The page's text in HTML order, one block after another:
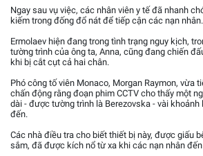
Ngay sau vụ việc, các nhân viên y tế đã nhanh
kiếm trong đống đổ nát để tiếp cận các nạn nhân.
Ermolaev hiện đang trong tình trạng nguy kịch,
tường trình của ông ta, Anna, cũng đang chiến
khi bị cắt cụt cả hai chân.
Phó công tố viên Monaco, Morgan Raymon, vừa
chấn động rằng đoạn phim CCTV cho thấy một
dài - được tường trình là Berezovska - vài
đến.
Các nhà điều tra cho biết thiết bị này, được giấu
sắm, đã được kích nổ từ xa khi các nạn nhân